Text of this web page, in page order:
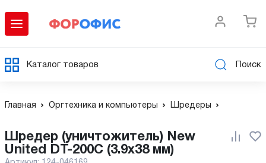
Каталог товаров Поиск
Главная Оргтехника и компьютеры Шредеры
Шредер (уничтожитель) New
United DT-200C (3.9x38 мм)